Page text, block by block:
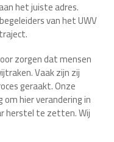
het juiste adres.
van het UWV
zorgen dat mensen
Vaak zijn zij
geraakt. Onze
hier verandering in
herstel te zetten. Wij